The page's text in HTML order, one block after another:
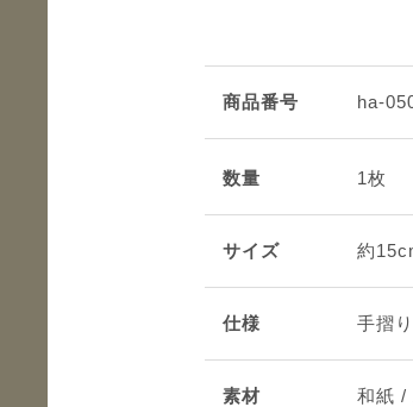
数量 1枚
サイズ 約
仕様 手摺
素材 和紙 /
商品番号 ha-